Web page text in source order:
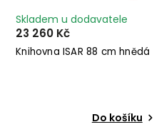
Knihovna ISAR 88 cm hnědá
Skladem u dodavatele
23 260 Kč
Do košíku